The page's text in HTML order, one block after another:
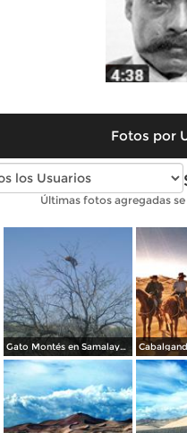
Fotos por
Fotos modernas de
Últimas fotos agregadas
Gato Montés en Samalayuca